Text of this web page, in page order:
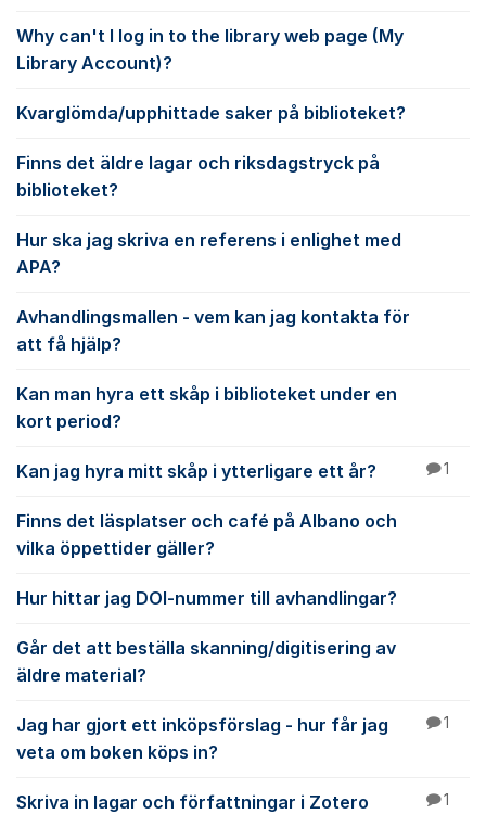
Why can't I log in to the library web page (My
Library Account)?
Kvarglömda/upphittade saker på biblioteket?
Finns det äldre lagar och riksdagstryck på
biblioteket?
Hur ska jag skriva en referens i enlighet med
APA?
Avhandlingsmallen - vem kan jag kontakta för
att få hjälp?
Kan man hyra ett skåp i biblioteket under en
kort period?
Kan jag hyra mitt skåp i ytterligare ett år? 1
Finns det läsplatser och café på Albano och
vilka öppettider gäller?
Hur hittar jag DOI-nummer till avhandlingar?
Går det att beställa skanning/digitisering av
äldre material?
Jag har gjort ett inköpsförslag - hur får jag
veta om boken köps in?
1
Skriva in lagar och författningar i Zotero 1